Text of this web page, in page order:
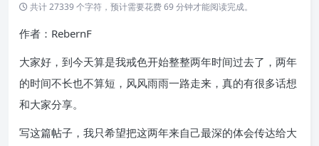
共计 27339 个字符，预计需要花费 69 分钟才能阅读完成。
作者：RebernF
大家好，到今天算是我戒色开始整整两年时间过去了，两年
的时间不长也不算短，风风雨雨一路走来，真的有很多话想
和大家分享。
写这篇帖子，我只希望把这两年来自己最深的体会传达给大